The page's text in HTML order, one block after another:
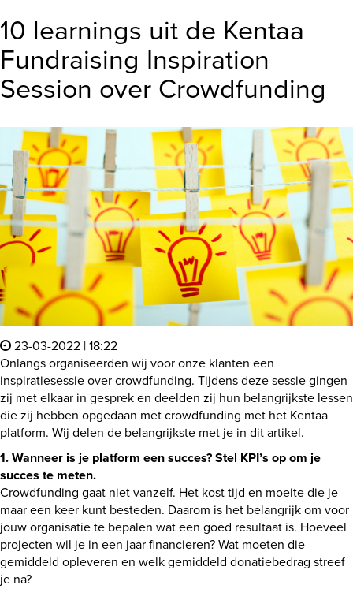
10 learnings uit de Kentaa
Fundraising Inspiration
Session over Crowdfunding
23-03-2022 | 18:22
Onlangs organiseerden wij voor onze klanten een
inspiratiesessie over crowdfunding. Tijdens deze sessie gingen
zij met elkaar in gesprek en deelden zij hun belangrijkste lessen
die zij hebben opgedaan met crowdfunding met het Kentaa
platform. Wij delen de belangrijkste met je in dit artikel.
1. Wanneer is je platform een succes? Stel KPI’s op om je
succes te meten.
Crowdfunding gaat niet vanzelf. Het kost tijd en moeite die je
maar een keer kunt besteden. Daarom is het belangrijk om voor
jouw organisatie te bepalen wat een goed resultaat is. Hoeveel
projecten wil je in een jaar financieren? Wat moeten die
gemiddeld opleveren en welk gemiddeld donatiebedrag streef
je na?